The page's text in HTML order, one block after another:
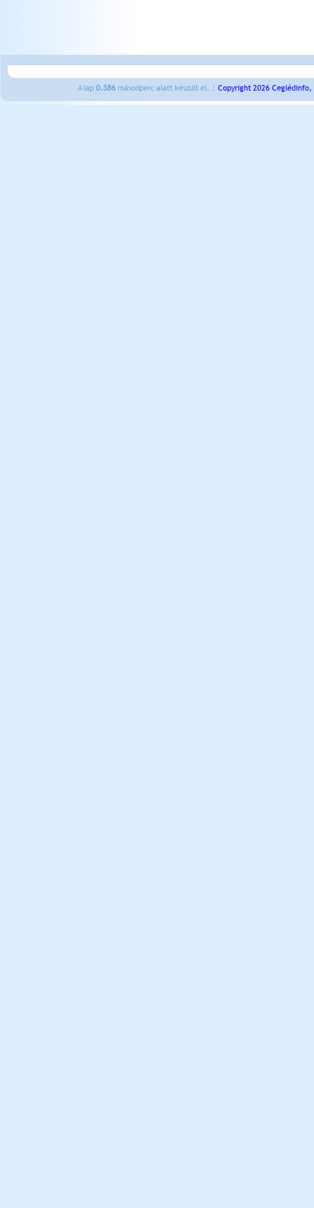
A lap 0.386 másodperc alatt készült el. | Copyright 2026